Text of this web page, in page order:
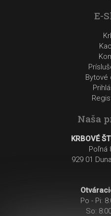
E-
Bytové
Naša
KRBOVÉ
Poľná
929 01
Po - Pi:
So: